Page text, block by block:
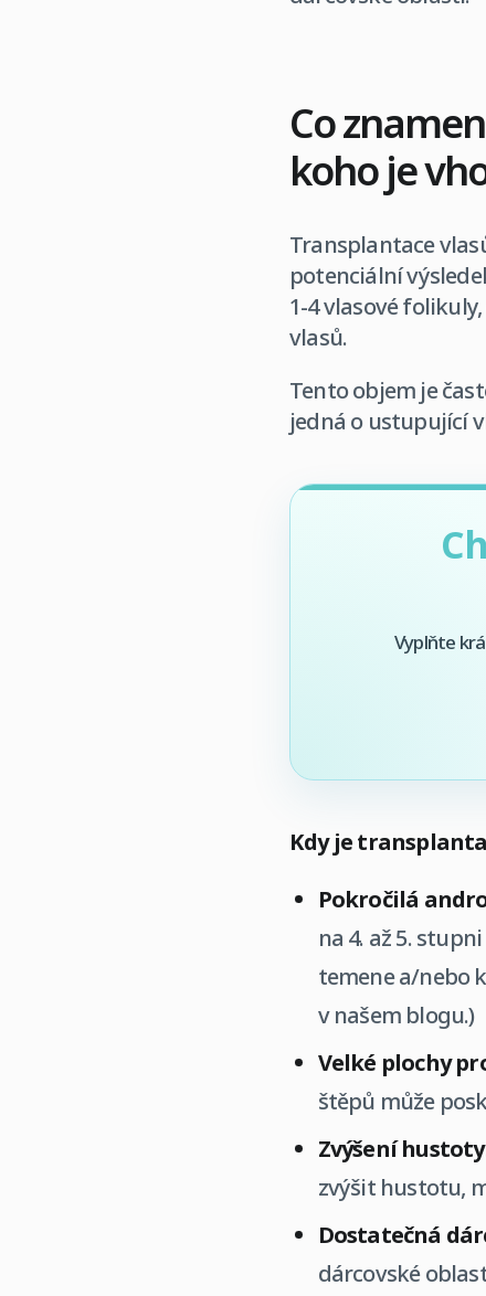
Co
koho je
Transplantace
potenciální
1-4 vlasové
vlasů.
Tento objem je
jedná o ustupující
Vyplňte
Kdy je
Pokročilá
na 4. až 5.
temene a/nebo
v našem blogu.)
Velké plochy
štěpů může
Zvýšení
zvýšit hustotu,
Dostatečná
dárcovské